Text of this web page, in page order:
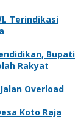
Terindikasi
Bupati
Rakyat
Overload
Koto Raja